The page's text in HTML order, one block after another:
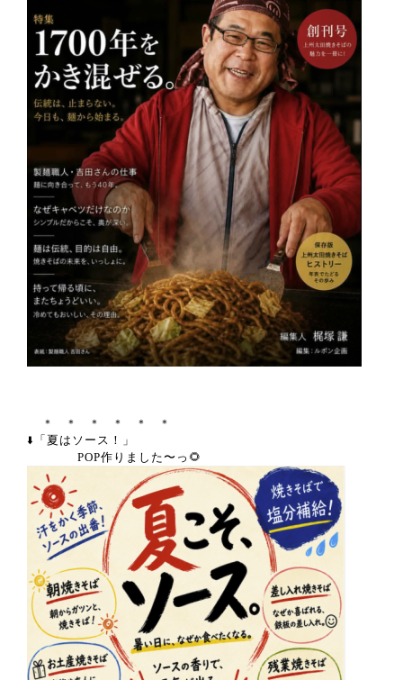
＊ ＊ ＊ ＊ ＊ ＊
⬇️
「夏はソース！」
POP作りました〜っ🌻